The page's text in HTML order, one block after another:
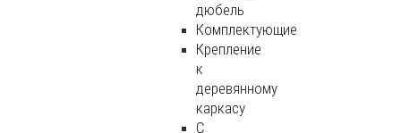
дюбель
Комплектующие
Крепление
к
деревянному
каркасу
С